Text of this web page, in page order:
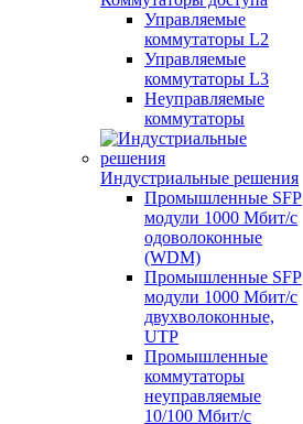
Управляемые
коммутаторы L2
Управляемые
коммутаторы L3
Неуправляемые
коммутаторы
Индустриальные решения
Промышленные SFP
модули 1000 Мбит/c
одоволоконные
(WDM)
Промышленные SFP
модули 1000 Мбит/c
двухволоконные,
UTP
Промышленные
коммутаторы
неуправляемые
10/100 Мбит/с